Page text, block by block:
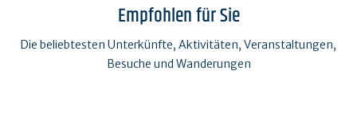
Empfohlen für Sie
Die beliebtesten Unterkünfte, Aktivitäten, Veranstaltungen,
Besuche und Wanderungen